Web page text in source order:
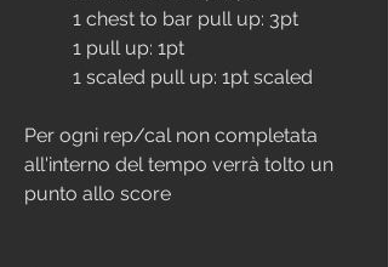
	1 chest to bar pull up: 3pt
	1 pull up: 1pt
	1 scaled pull up: 1pt scaled
Per ogni rep/cal non completata
all'interno del tempo verrà tolto un
punto allo score